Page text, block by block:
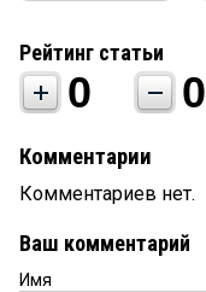
Рейтинг статьи
0 0
Комментарии
Комментариев нет.
Ваш комментарий
Имя